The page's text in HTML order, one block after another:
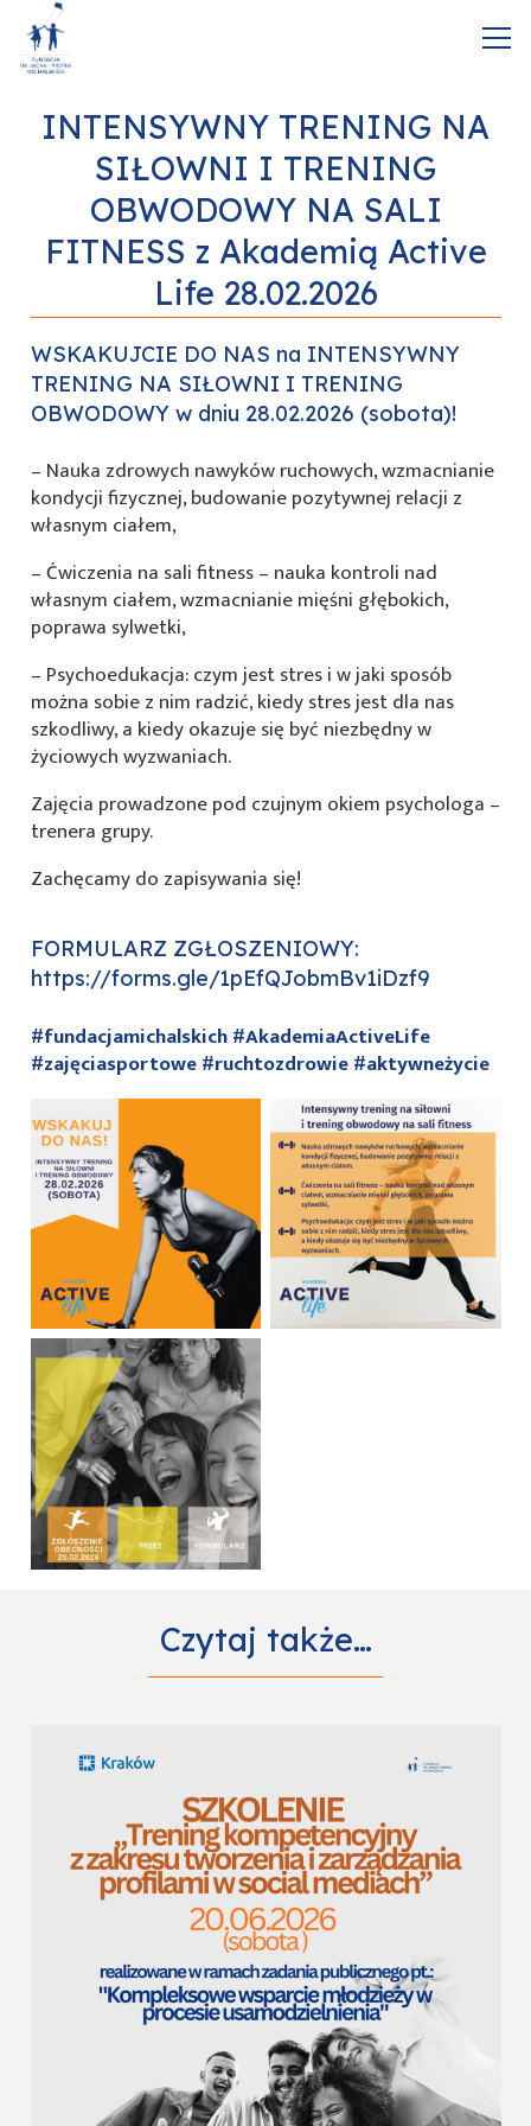
INTENSYWNY TRENING NA
SIŁOWNI I TRENING
OBWODOWY NA SALI
FITNESS z Akademią Active
Life 28.02.2026
WSKAKUJCIE DO NAS na INTENSYWNY
TRENING NA SIŁOWNI I TRENING
OBWODOWY w dniu 28.02.2026 (sobota)!
– Nauka zdrowych nawyków ruchowych, wzmacnianie
kondycji fizycznej, budowanie pozytywnej relacji z
własnym ciałem,
– Ćwiczenia na sali fitness – nauka kontroli nad
własnym ciałem, wzmacnianie mięśni głębokich,
poprawa sylwetki,
– Psychoedukacja: czym jest stres i w jaki sposób
można sobie z nim radzić, kiedy stres jest dla nas
szkodliwy, a kiedy okazuje się być niezbędny w
życiowych wyzwaniach.
Zajęcia prowadzone pod czujnym okiem psychologa –
trenera grupy.
Zachęcamy do zapisywania się!
FORMULARZ ZGŁOSZENIOWY:
https://forms.gle/1pEfQJobmBv1iDzf9
#fundacjamichalskich#AkademiaActiveLife
#zajęciasportowe#ruchtozdrowie#aktywneżycie
Czytaj także…